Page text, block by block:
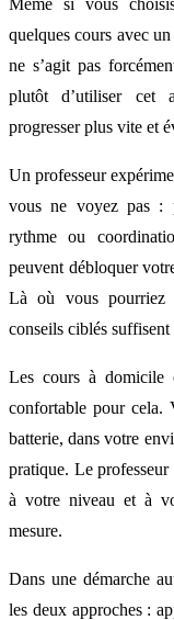
quelques cours avec
ne s’agit pas
plutôt d’utiliser cet
progresser plus vite et
Un professeur
vous ne voyez pas :
rythme ou
peuvent débloquer
Là où vous pourriez
conseils ciblés
Les cours à domicile
confortable pour cela.
batterie, dans votre
pratique. Le
à votre niveau et à
mesure.
Dans une démarche
les deux approches :